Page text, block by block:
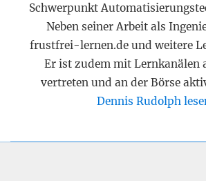
Schwerpunkt
Neben seiner Arbeit als
frustfrei-lernen.de und weitere
Er ist zudem mit Lernkanälen
vertreten und an der Börse
Dennis Rudolph